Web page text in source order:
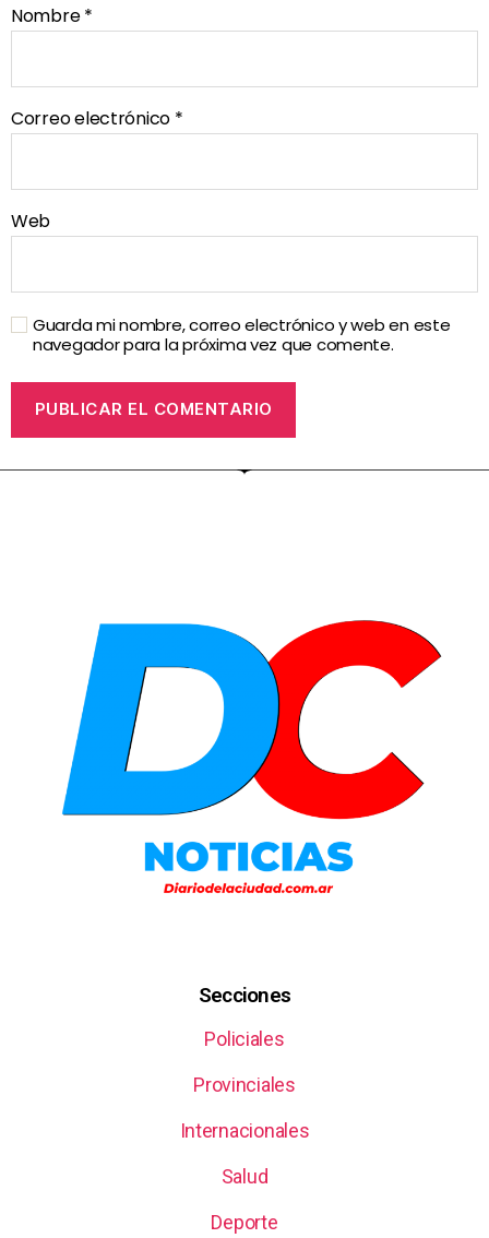
Nombre*
Correo electrónico *
Web
Guarda mi nombre, correo electrónico y web en este
navegador para la próxima vez que comente.
Secciones
Policiales
Provinciales
Internacionales
Salud
Deporte